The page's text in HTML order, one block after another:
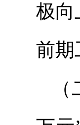
极向
前期